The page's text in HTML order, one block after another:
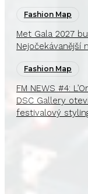
Fashion Map
Met Gala 2027
Fashion Map
FM NEWS #4:
DSC Gallery
festivalový